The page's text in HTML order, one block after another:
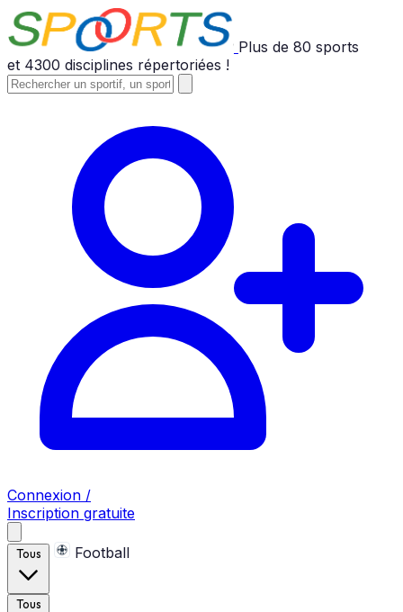
Plus de 80 sports
et 4300 disciplines répertoriées !
Connexion /
Inscription gratuite
Tous Football
Tous